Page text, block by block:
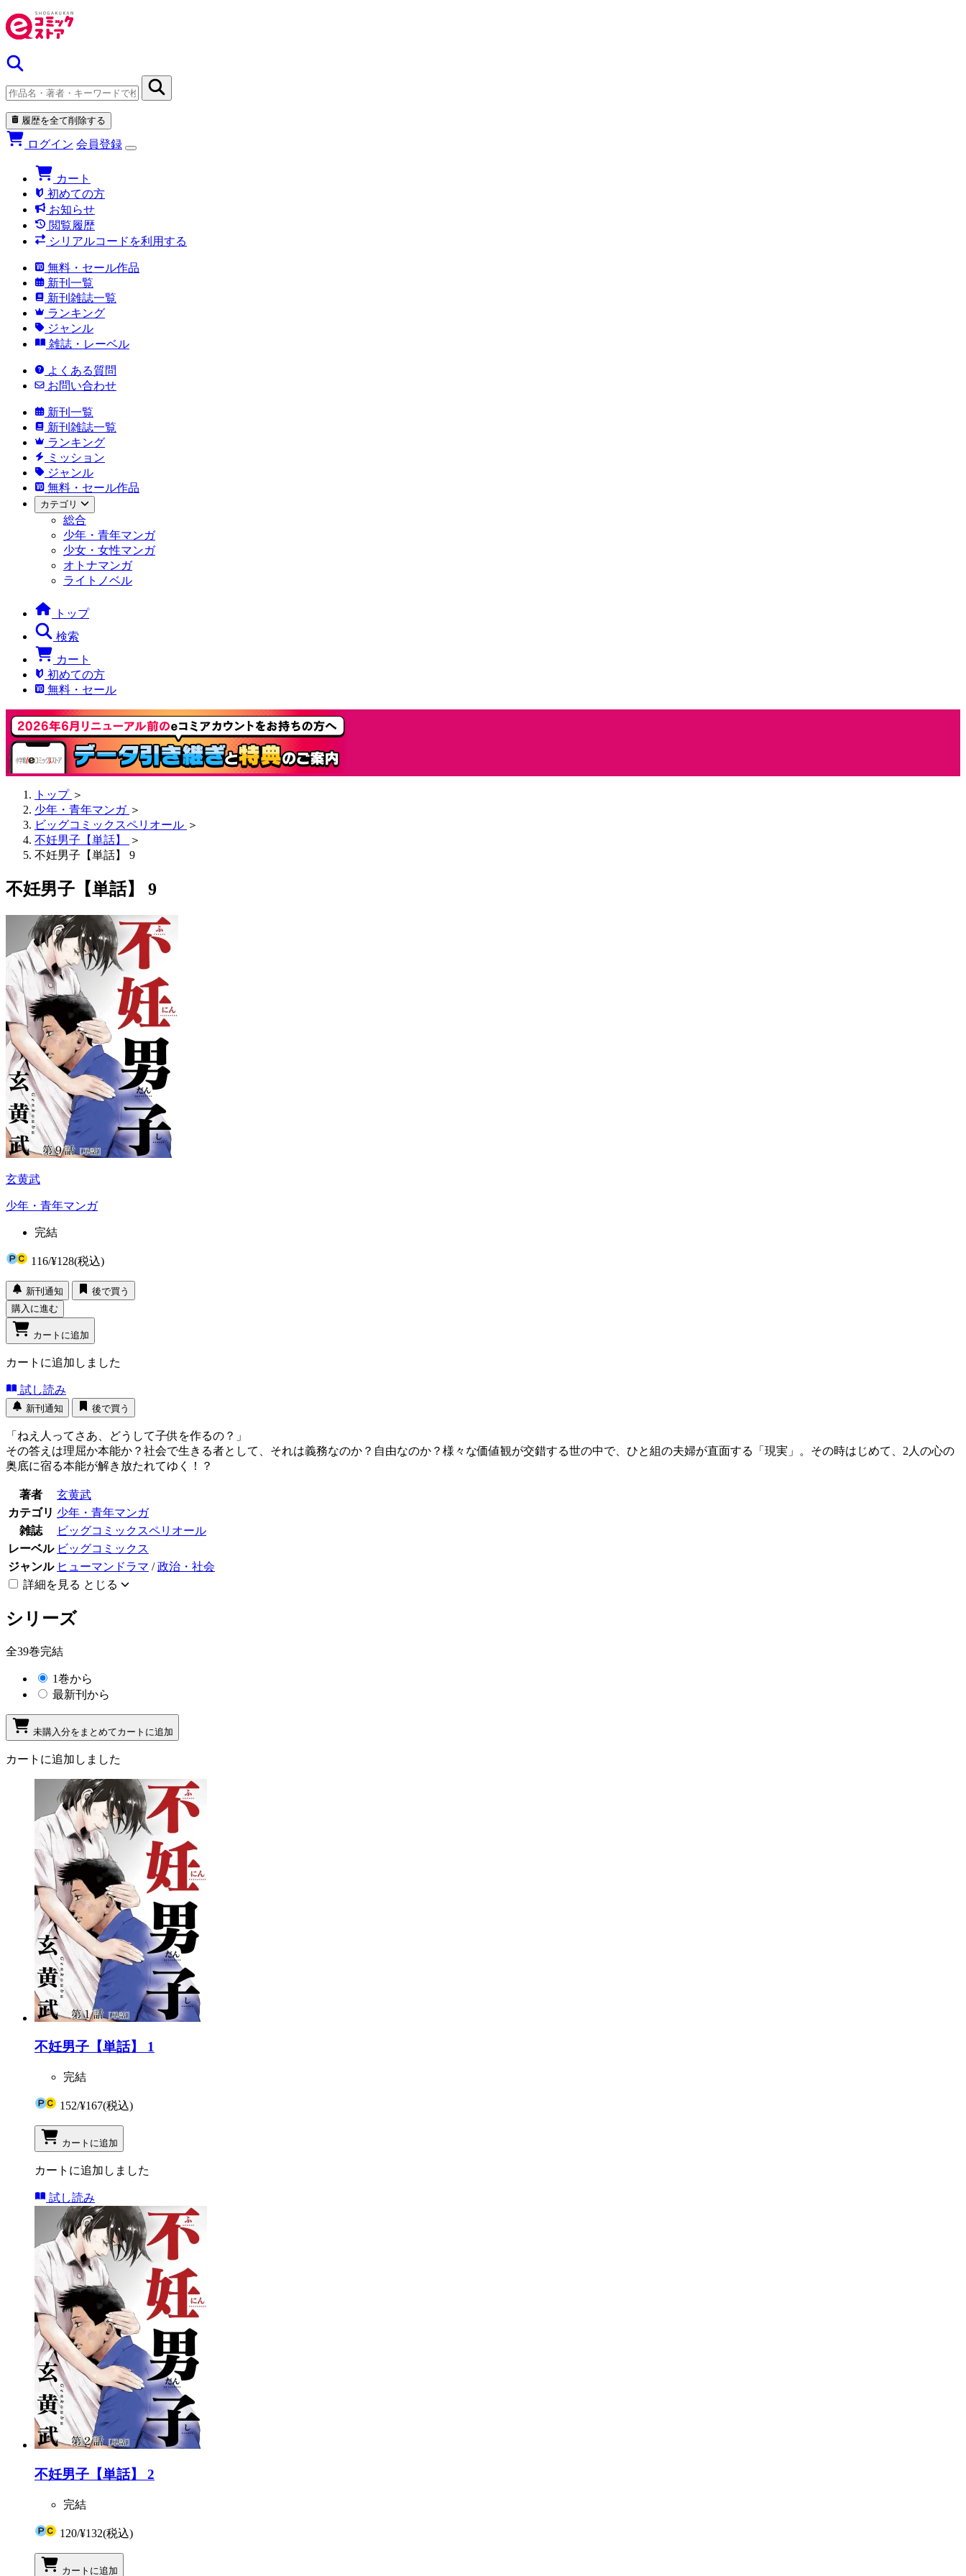
履歴を全て削除する
ログイン 会員登録
カート
初めての方
お知らせ
閲覧履歴
シリアルコードを利用する
無料・セール作品
新刊一覧
新刊雑誌一覧
ランキング
ジャンル
雑誌・レーベル
よくある質問
お問い合わせ
新刊一覧
新刊雑誌一覧
ランキング
ミッション
ジャンル
無料・セール作品
カテゴリ
総合
少年・青年マンガ
少女・女性マンガ
オトナマンガ
ライトノベル
トップ
検索
カート
初めての方
無料・セール
トップ ＞
少年・青年マンガ ＞
ビッグコミックスペリオール ＞
不妊男子【単話】
＞
不妊男子【単話】 9
不妊男子【単話】 9
玄黄武
少年・青年マンガ
完結
116/¥128(税込)
新刊通知
後で買う
購入に進む
カートに追加
カートに追加しました
試し読み
新刊通知 後で買う
「ねえ人ってさあ、どうして子供を作るの？」
その答えは理屈か本能か？社会で生きる者として、それは義務なのか？自由なのか？様々な価値観が交錯する世の中で、ひと組の夫婦が直面する「現実」。その時はじめて、2人の心の
奥底に宿る本能が解き放たれてゆく！？
著者
玄黄武
カテゴリ 少年・青年マンガ
雑誌
ビッグコミックスペリオール
レーベル ビッグコミックス
ジャンル ヒューマンドラマ /政治・社会
詳細を見る とじる
シリーズ
全39巻完結
1巻から
最新刊から
未購入分をまとめてカートに追加
カートに追加しました
不妊男子【単話】 1
完結
152/¥167(税込)
カートに追加
カートに追加しました
試し読み
不妊男子【単話】 2
完結
120/¥132(税込)
カートに追加